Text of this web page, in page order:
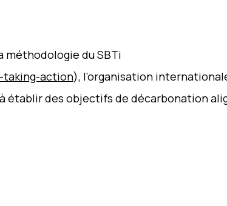
méthodologie du SBTi
taking-action), l’organisation
des objectifs de décarbonation